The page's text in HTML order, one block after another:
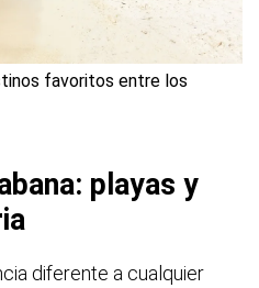
favoritos entre los
playas y
diferente a cualquier